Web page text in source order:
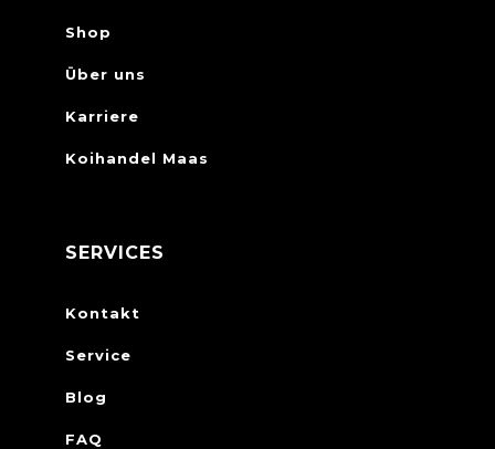
Shop
Über uns
Karriere
Koihandel Maas
SERVICES
Kontakt
Service
Blog
FAQ